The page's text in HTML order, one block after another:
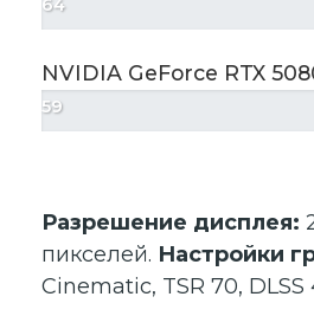
64
NVIDIA GeForce RTX
59
Разрешение дисплея:
пикселей. Настройки
Cinematic, TSR 70, DLSS